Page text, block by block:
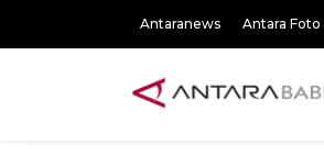
Antaranews Antara Foto